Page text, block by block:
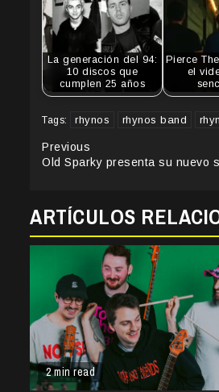
La generación del 94:
10 discos que
cumplen 25 años
Pierce
el
Tags: rhynos rhynos band
Continue
Reading
Previous
Old Sparky presenta su nuevo
ARTÍCULOS
2 min read